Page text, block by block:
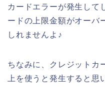
カードエラーが発生して
ードの上限金額がオーバ
しれませんよ♪
ちなみに、クレジットカ
上を使うと発生すると思